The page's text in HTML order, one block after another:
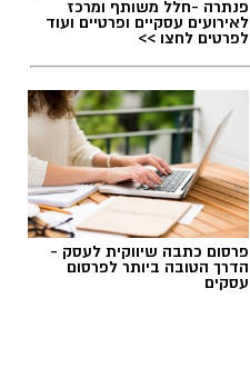
פנתרה -חלל משותף ומרכז
לאירועים עסקיים ופרטיים ועוד
לפרטים לחצו >>
פרסום כתבה שיווקית לעסק -
הדרך הטובה ביותר לפרסום
עסקים